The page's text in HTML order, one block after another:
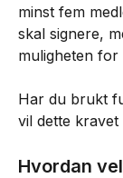
minst fem
skal signere,
muligheten for
Har du brukt
vil dette
Hvordan